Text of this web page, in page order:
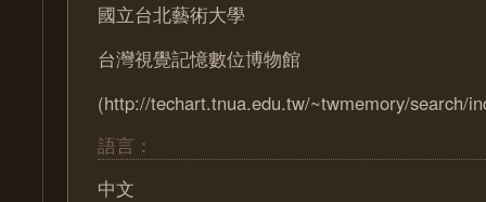
國立台北藝術大學
台灣視覺記憶數位博物館
(http://techart.tnua.edu.tw/~twmemory/search/
語言：
中文